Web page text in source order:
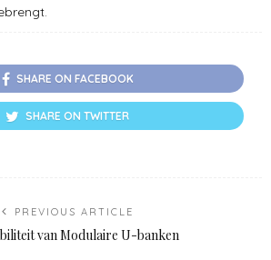
SHARE ON FACEBOOK
SHARE ON TWITTER
PREVIOUS ARTICLE
van Modulaire U-banken